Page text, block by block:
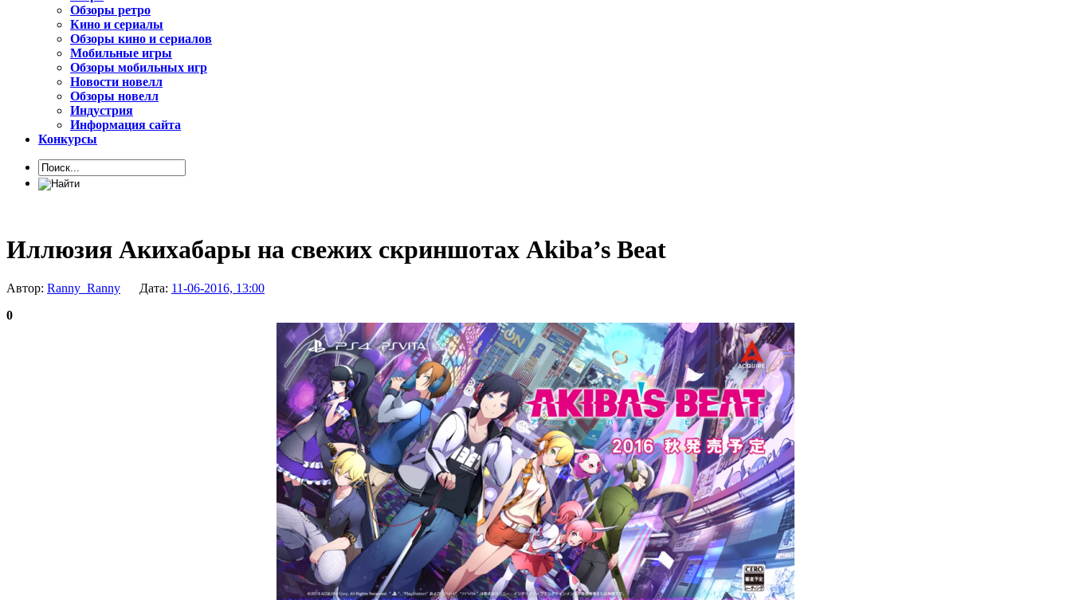
Обзоры ретро
Кино и сериалы
Обзоры кино и сериалов
Мобильные игры
Обзоры мобильных игр
Новости новелл
Обзоры новелл
Индустрия
Информация сайта
Конкурсы
Иллюзия Акихабары на свежих скриншотах Akiba’s Beat
Автор: Ranny_Ranny Дата: 11-06-2016, 13:00
0